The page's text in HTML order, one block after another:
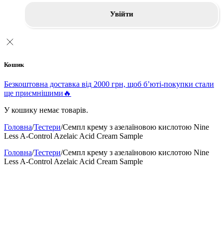
Увійти
Кошик
Безкоштовна доставка від 2000 грн, щоб б’юті-покупки стали
ще приємнішими🔥
У кошику немає товарів.
Головна/Тестери/Семпл крему з азелаїновою кислотою Nine
Less A-Control Azelaic Acid Cream Sample
Головна/Тестери/Семпл крему з азелаїновою кислотою Nine
Less A-Control Azelaic Acid Cream Sample